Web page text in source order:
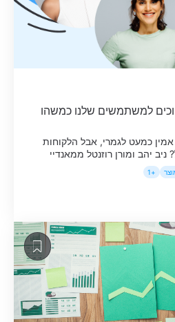
איך מתווכים למשתמשים שלנו כמשהו
כמעט לגמרי, אבל הלקוחות
יהב ומורן רוזנטל ממאנדיי
שעות בבדיקות ידניות, רק
ידעו על כך.
+1